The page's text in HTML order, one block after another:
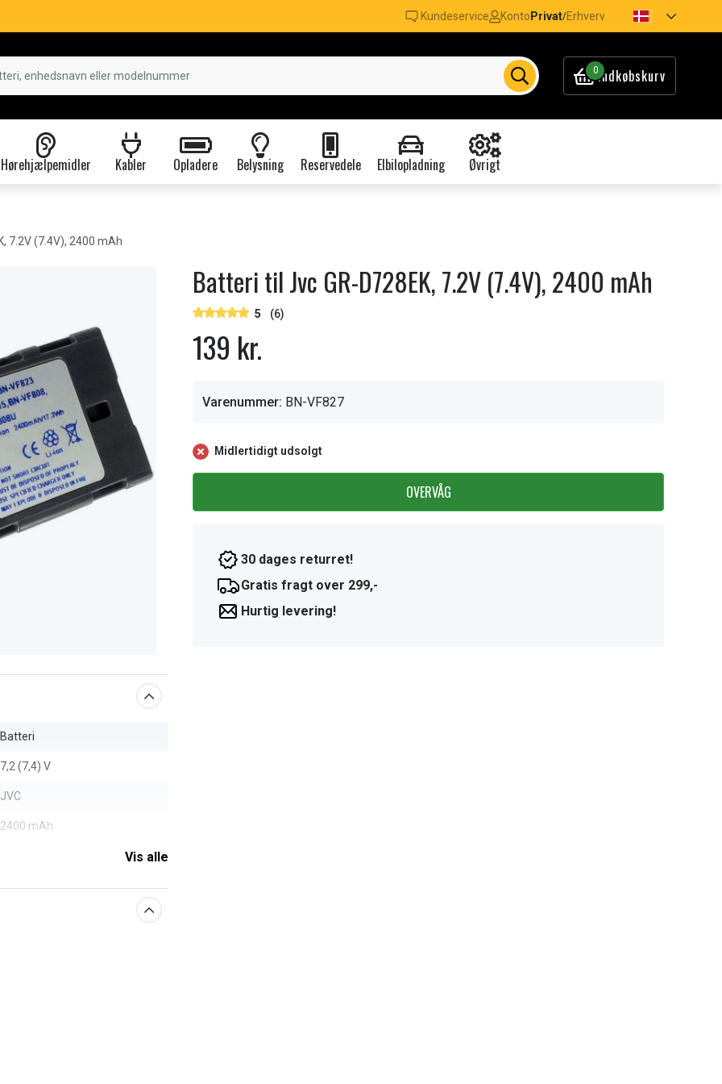
Kundeservice Konto Privat/Erhverv
0Indkøbskurv
Hørehjælpemidler Kabler Opladere Belysning Reservedele Elbilopladning Øvrigt
7.2V (7.4V), 2400 mAh
Batteri
7,2 (7,4) V
JVC
2400 mAh
Vis alle
Batteri til Jvc GR-D728EK, 7.2V (7.4V), 2400 mAh
5 (6)
139 kr.
Varenummer: BN-VF827
Midlertidigt udsolgt
OVERVÅG
30 dages returret!
Gratis fragt over 299,-
Hurtig levering!